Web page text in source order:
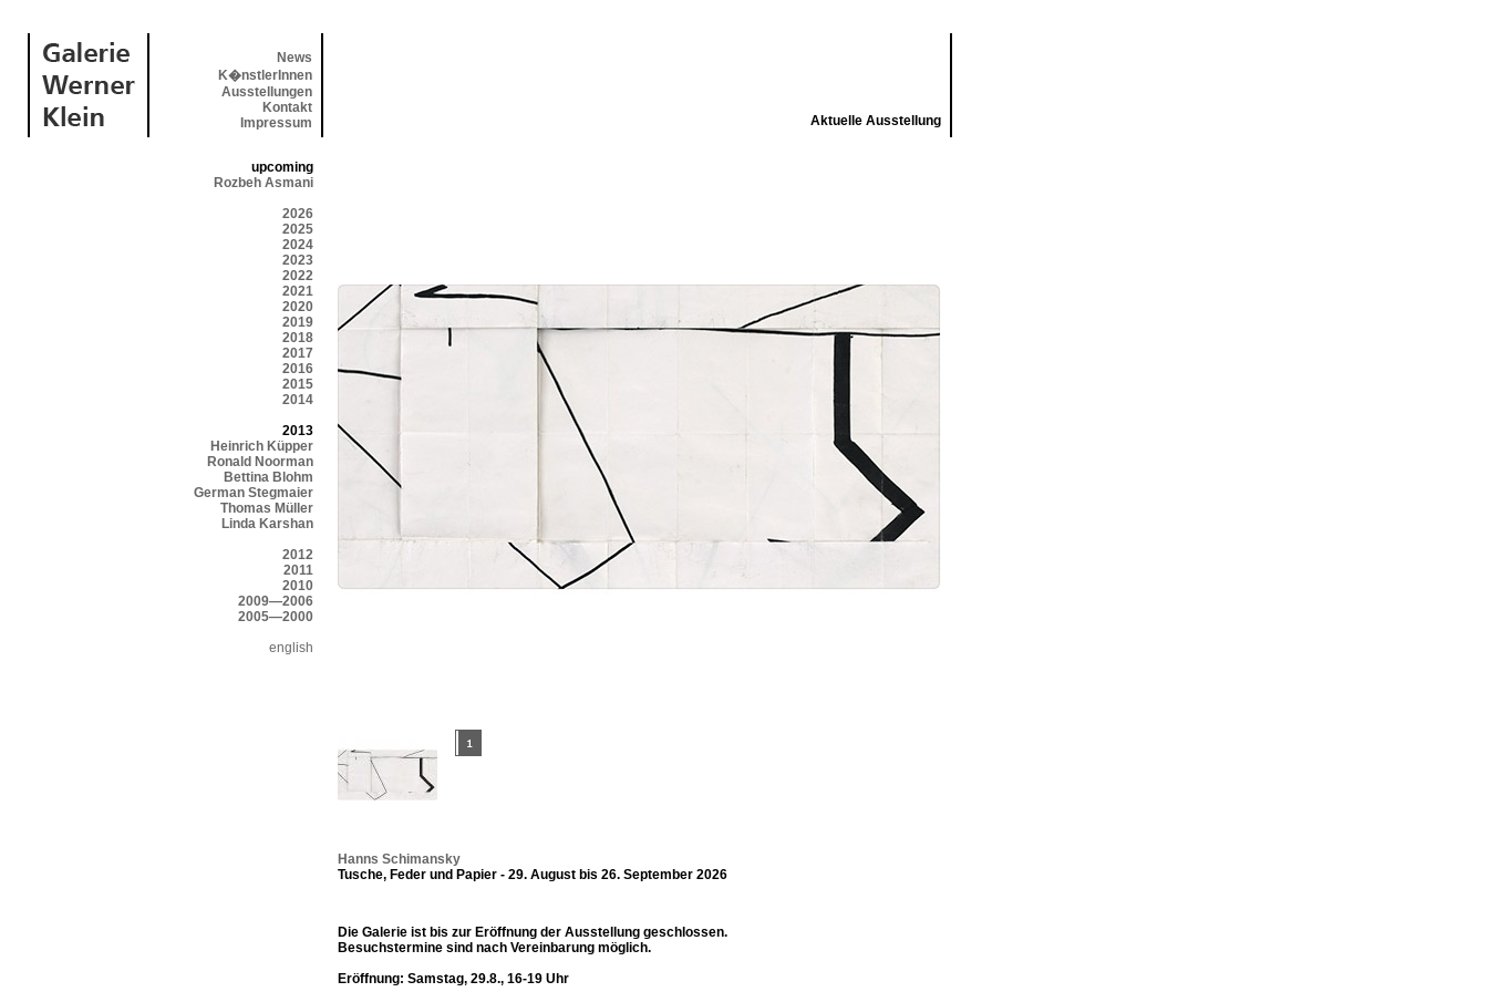
News
K�nstlerInnen
Ausstellungen
Kontakt
Impressum
Aktuelle Ausstellung
upcoming
Rozbeh Asmani
2026
2025
2024
2023
2022
2021
2020
2019
2018
2017
2016
2015
2014
2013
Heinrich Küpper
Ronald Noorman
Bettina Blohm
German Stegmaier
Thomas Müller
Linda Karshan
2012
2011
2010
2009—2006
2005—2000
english
Hanns Schimansky
Tusche, Feder und Papier - 29. August bis 26. September 2026
Die Galerie ist bis zur Eröffnung der Ausstellung geschlossen.
Besuchstermine sind nach Vereinbarung möglich.
Eröffnung: Samstag, 29.8., 16-19 Uhr